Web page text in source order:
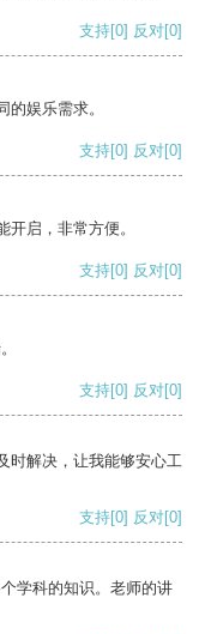
支持[0] 反对[0]
娱乐需求。
支持[0] 反对[0]
启，非常方便。
支持[0] 反对[0]
支持[0] 反对[0]
时解决，让我能够安心工
支持[0] 反对[0]
学科的知识。老师的讲